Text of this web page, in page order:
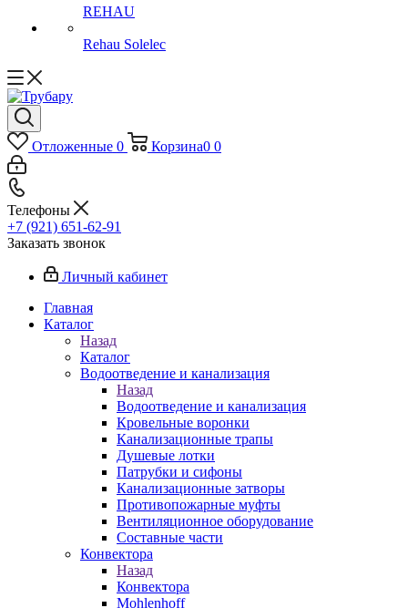
REHAU
Rehau Solelec
Отложенные 0 Корзина0 0
Телефоны
+7 (921) 651-62-91
Заказать звонок
Личный кабинет
Главная
Каталог
Назад
Каталог
Водоотведение и канализация
Назад
Водоотведение и канализация
Кровельные воронки
Канализационные трапы
Душевые лотки
Патрубки и сифоны
Канализационные затворы
Противопожарные муфты
Вентиляционное оборудование
Составные части
Конвектора
Назад
Конвектора
Mohlenhoff